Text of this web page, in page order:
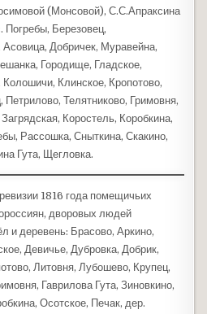
(Монсовой), С.С.Апраксина
Погребы, Березовец,
Добричек, Муравейна,
Городище, Гладское,
Клинское, Кропотово,
Телятниково, Гримовня,
Коростель, Коробкина,
Рассошка, Сныткина, Скакино,
Гута, Щегловка.
1816 года помещичьих
дворовых людей
и деревень: Брасово, Аркино,
Девичье, Дубровка, Добрик,
Литовня, Лубошево, Крупец,
Гаврилова Гута, Зиновкино,
Осотское, Печак, дер.